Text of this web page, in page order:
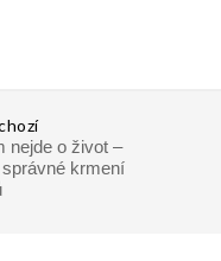
nejde o život –
krmení